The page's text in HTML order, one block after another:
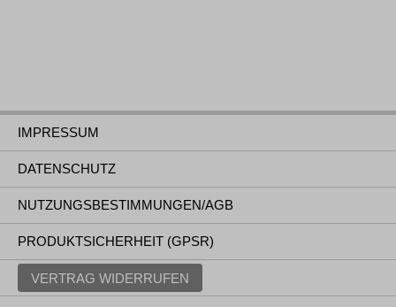
IMPRESSUM
DATENSCHUTZ
NUTZUNGSBESTIMMUNGEN/AGB
PRODUKTSICHERHEIT (GPSR)
VERTRAG WIDERRUFEN